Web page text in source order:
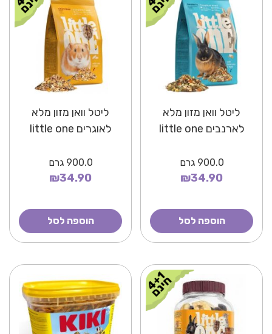
ליטל וואן מזון מלא
לארנבים little one
900.0 גרם
₪34.90
הוספה לסל
ליטל וואן מזון מלא
לאוגרים little one
900.0 גרם
₪34.90
הוספה לסל